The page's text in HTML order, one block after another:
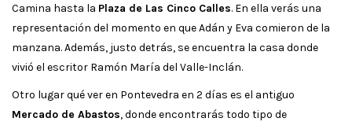
Camina hasta la Plaza de Las Cinco Calles. En ella verás una
representación del momento en que Adán y Eva comieron de la
manzana. Además, justo detrás, se encuentra la casa donde
vivió el escritor Ramón María del Valle-Inclán.
Otro lugar qué ver en Pontevedra en 2 días es el antiguo
Mercado de Abastos, donde encontrarás todo tipo de